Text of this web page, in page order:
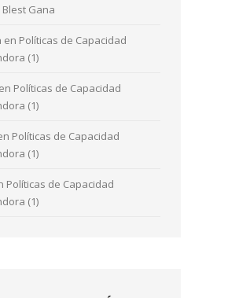
Gana
en Políticas de Capacidad
(1)
en Políticas de Capacidad
(1)
Políticas de Capacidad
(1)
Políticas de Capacidad
(1)